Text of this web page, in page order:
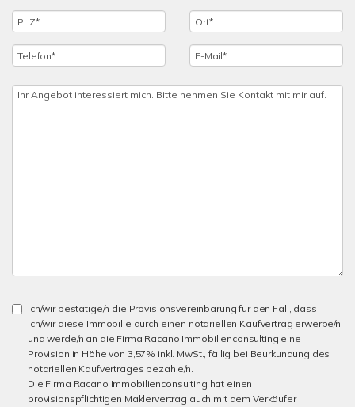
Ich/wir bestätige/n die Provisionsvereinbarung für den Fall, dass
ich/wir diese Immobilie durch einen notariellen Kaufvertrag erwerbe/n,
und werde/n an die Firma Racano Immobilienconsulting eine
Provision in Höhe von 3,57% inkl. MwSt., fällig bei Beurkundung des
notariellen Kaufvertrages bezahle/n.
Die Firma Racano Immobilienconsulting hat einen
provisionspflichtigen Maklervertrag auch mit dem Verkäufer